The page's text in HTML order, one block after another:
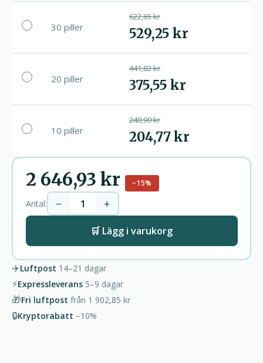
30 piller
622,65 kr
529,25 kr
20 piller
441,82 kr
375,55 kr
10 piller
240,90 kr
204,77 kr
2 646,93 kr −15%
Antal: − +
🛒 Lägg i varukorg
✈️Luftpost 14–21 dagar
⚡Expressleverans 5–9 dagar
🎁Fri luftpost från 1 902,85 kr
🔒Kryptorabatt −10%